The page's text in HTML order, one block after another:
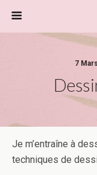
7
Je m’entraîne à
techniques de